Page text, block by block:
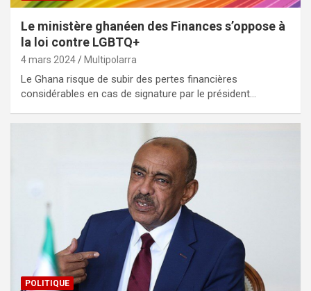
Le ministère ghanéen des Finances s’oppose à
la loi contre LGBTQ+
4 mars 2024 Multipolarra
Le Ghana risque de subir des pertes financières
considérables en cas de signature par le président…
POLITIQUE